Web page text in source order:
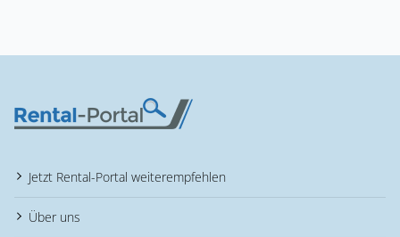
Jetzt Rental-Portal weiterempfehlen
Über uns